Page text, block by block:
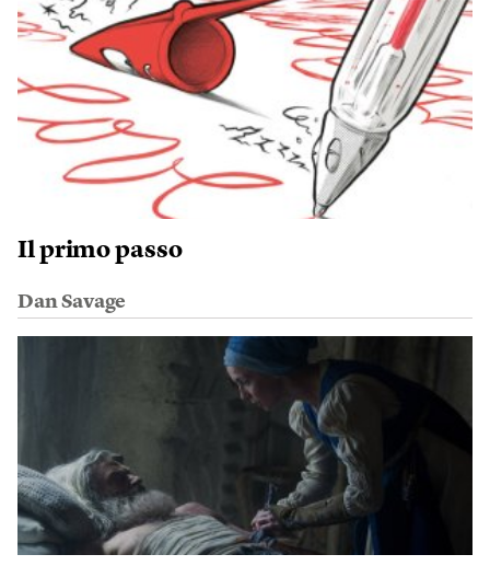
Il primo passo
Dan Savage